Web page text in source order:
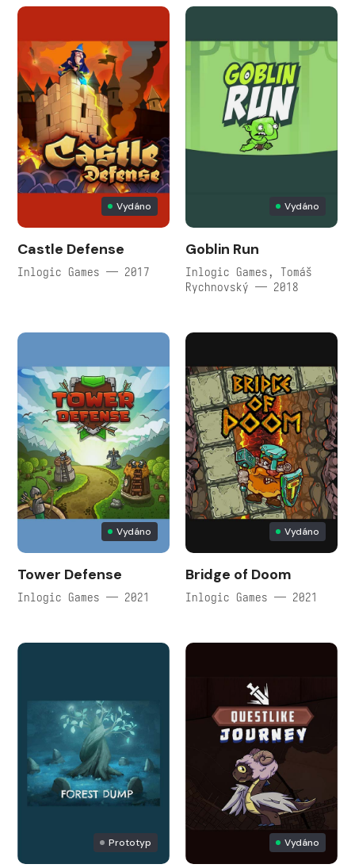
Vydáno
Castle Defense
Inlogic Games — 2017
Vydáno
Goblin Run
Inlogic Games, Tomáš
Rychnovský — 2018
Vydáno
Tower Defense
Inlogic Games — 2021
Vydáno
Bridge of Doom
Inlogic Games — 2021
Prototyp Vydáno